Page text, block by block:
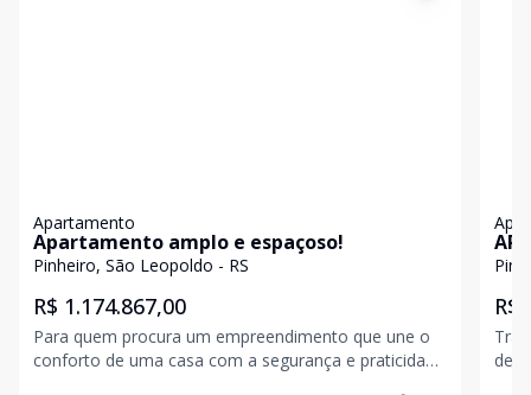
Apartamento
Apartamento amplo e espaçoso!
Pinheiro, São Leopoldo - RS
R$ 1.174.867,00
Para quem procura um empreendimento que une o
conforto de uma casa com a segurança e praticidade
R$
de